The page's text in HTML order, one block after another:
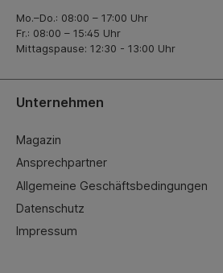
Mo.–Do.: 08:00 – 17:00 Uhr
Fr.: 08:00 – 15:45 Uhr
Mittagspause: 12:30 - 13:00 Uhr
Unternehmen
Magazin
Ansprechpartner
Allgemeine Geschäftsbedingungen
Datenschutz
Impressum